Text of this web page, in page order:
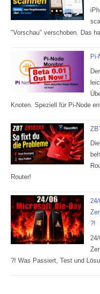
"Vorschau" verschoben. Das
Knoten. Speziell für Pi-Node
Router!
?!
?! Was Passiert, Test und